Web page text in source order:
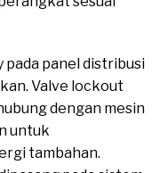
pada panel distribusi
Valve lockout
dengan mesin
untuk
tambahan.